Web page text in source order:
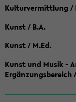
Kulturvermittlung /
Kunst / B.A.
Kunst / M.Ed.
Kunst und Musik -
Ergänzungsbereich